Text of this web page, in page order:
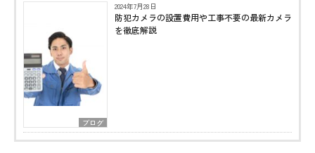
ブログ
2024年7月28日
防犯カメラの設置費用や工事不要の最新カメラ
を徹底解説